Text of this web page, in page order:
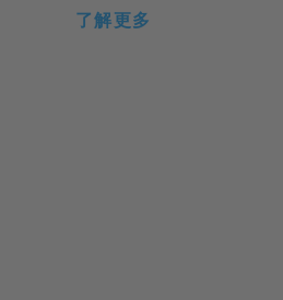
了解更多